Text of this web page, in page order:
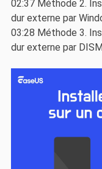
02:37 Méthode 2.
dur externe par
03:28 Méthode 3.
dur externe par